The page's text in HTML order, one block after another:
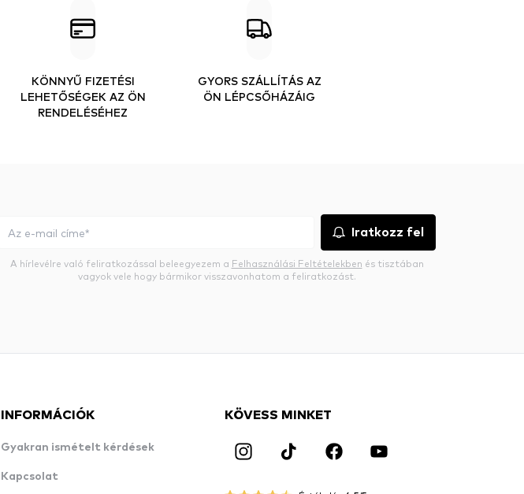
KÖNNYŰ FIZETÉSI
LEHETŐSÉGEK AZ ÖN
RENDELÉSÉHEZ
GYORS SZÁLLÍTÁS AZ
ÖN LÉPCSŐHÁZÁIG
Iratkozz fel
A hírlevélre való feliratkozással beleegyezem a Felhasználási Feltételekben és tisztában
vagyok vele hogy bármikor visszavonhatom a feliratkozást.
INFORMÁCIÓK
Gyakran ismételt kérdések
Kapcsolat
KÖVESS MINKET